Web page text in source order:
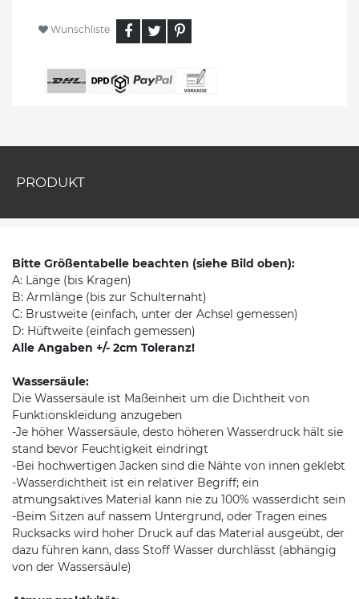
Wunschliste
PRODUKT
Bitte Größentabelle beachten (siehe Bild oben):
A: Länge (bis Kragen)
B: Armlänge (bis zur Schulternaht)
C: Brustweite (einfach, unter der Achsel gemessen)
D: Hüftweite (einfach gemessen)
Alle Angaben +/- 2cm Toleranz!
Wassersäule:
Die Wassersäule ist Maßeinheit um die Dichtheit von
Funktionskleidung anzugeben
-Je höher Wassersäule, desto höheren Wasserdruck hält sie
stand bevor Feuchtigkeit eindringt
-Bei hochwertigen Jacken sind die Nähte von innen geklebt
-Wasserdichtheit ist ein relativer Begriff; ein
atmungsaktives Material kann nie zu 100% wasserdicht sein
-Beim Sitzen auf nassem Untergrund, oder Tragen eines
Rucksacks wird hoher Druck auf das Material ausgeübt, der
dazu führen kann, dass Stoff Wasser durchlässt (abhängig
von der Wassersäule)